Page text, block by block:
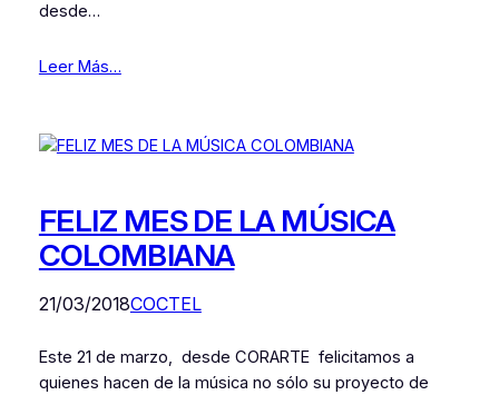
desde…
Leer Más…
FELIZ MES DE LA MÚSICA
COLOMBIANA
21/03/2018COCTEL
Este 21 de marzo, desde CORARTE felicitamos a
quienes hacen de la música no sólo su proyecto de